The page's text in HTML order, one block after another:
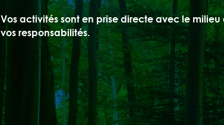
Vos activités sont en prise directe avec le
vos responsabilités.